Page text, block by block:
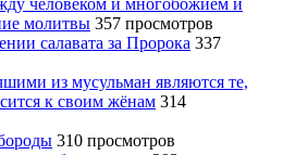
человеком и многобожием и
молитвы 357 просмотров
салавата за Пророка 337
из мусульман являются те,
к своим жёнам 314
310 просмотров